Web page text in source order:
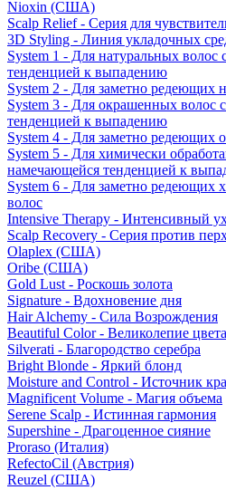
Nioxin (США)
Scalp Relief - Серия для
3D Styling - Линия укладочных
System 1 - Для натуральных волос
тенденцией к выпадению
System 2 - Для заметно редеющих
System 3 - Для окрашенных волос
тенденцией к выпадению
System 4 - Для заметно редеющих
System 5 - Для химически
намечающейся тенденцией к
System 6 - Для заметно редеющих
волос
Intensive Therapy - Интенсивный
Scalp Recovery - Серия против
Olaplex (США)
Oribe (США)
Gold Lust - Роскошь золота
Signature - Вдохновение дня
Hair Alchemy - Сила Возрождения
Beautiful Color - Великолепие цвета
Silverati - Благородство серебра
Bright Blonde - Яркий блонд
Moisture and Control - Источник
Magnificent Volume - Магия объема
Serene Scalp - Истинная гармония
Supershine - Драгоценное сияние
Proraso (Италия)
RefectoCil (Австрия)
Reuzel (США)